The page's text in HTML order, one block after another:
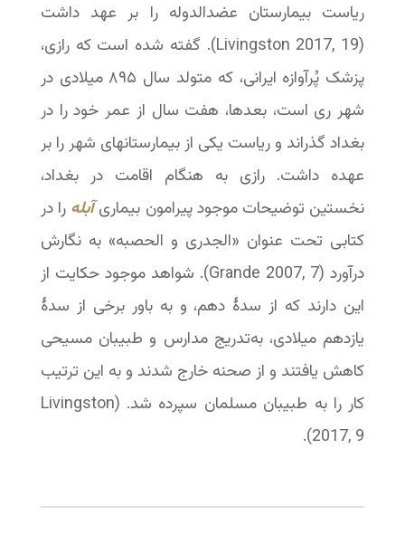
ریاست بیمارستان عضدالدوله را بر عهد داشت
(Livingston 2017, 19). گفته شده است که رازی،
پزشک پُرآوازه ایرانی، که متولد سال ۸۹۵ میلادی در
شهر ری است، بعدها، هفت سال از عمر خود را در
بغداد گذراند و ریاست یکی از بیمارستانهای شهر را بر
عهده داشت. رازی به هنگام اقامت در بغداد،
نخستین توضیحات موجود پیرامون بیماریآبله را در
کتابی تحت عنوان «الجدری و الحصبه» به نگارش
درآورد (Grande 2007, 7). شواهد موجود حکایت از
این دارند که از سدۀ دهم، و به باور برخی از سدۀ
یازدهم میلادی، به‌تدریج مدارس و طبیبان مسیحی
کاهش یافتند و از صحنه خارج شدند و به این ترتیب
کار را به طبیبان مسلمان سپرده شد. (Livingston
2017, 9).